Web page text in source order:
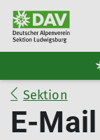
Sektion
E-